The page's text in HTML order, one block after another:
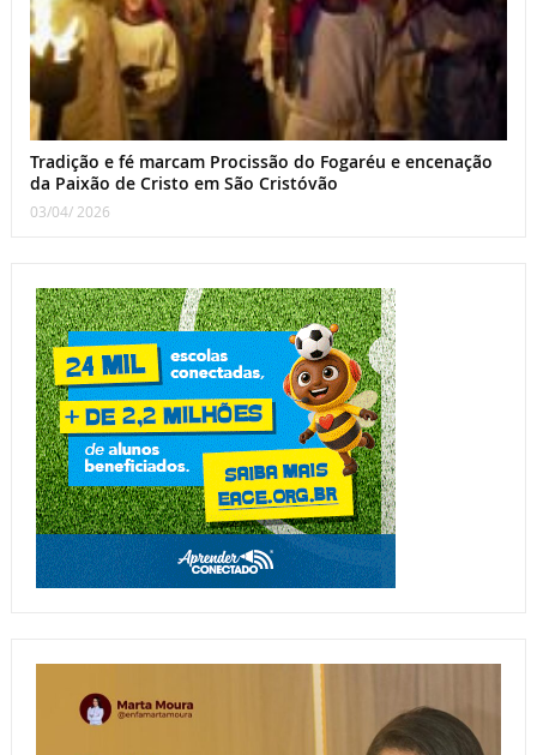
Tradição e fé marcam Procissão do Fogaréu e encenação
da Paixão de Cristo em São Cristóvão
03/04/ 2026